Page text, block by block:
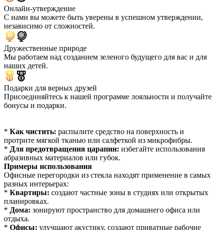
Онлайн-утверждение
С нами вы можете быть уверены в успешном утверждении,
независимо от сложностей.
Дружественные природе
Мы работаем над созданием зеленого будущего для вас и для
наших детей.
Подарки для верных друзей
Присоединяйтесь к нашей программе лояльности и получайте
бонусы и подарки.
* Как чистить: распылите средство на поверхность и
протрите мягкой тканью или салфеткой из микрофибры.
* Для предотвращения царапин: избегайте использования
абразивных материалов или губок.
Примеры использования
Офисные перегородки из стекла находят применение в самых
разных интерьерах:
* Квартиры: создают частные зоны в студиях или открытых
планировках.
* Дома: зонируют пространство для домашнего офиса или
отдыха.
* Офисы: улучшают акустику, создают приватные рабочие